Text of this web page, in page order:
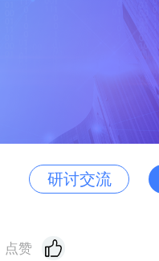
研讨交流
点赞